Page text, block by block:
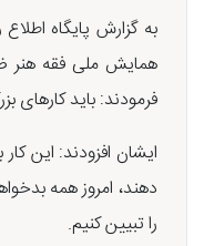
به گزارش پایگاه
همایش ملی فقه هنر
فرمودند: باید کارهای
ایشان افزودند: این
دهند، امروز همه
را تبیین کنیم.